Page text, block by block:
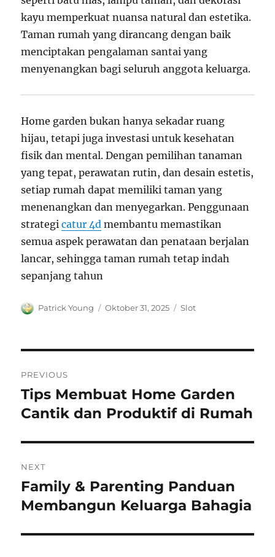
kayu memperkuat nuansa natural dan estetika.
Taman rumah yang dirancang dengan baik
menciptakan pengalaman santai yang
menyenangkan bagi seluruh anggota keluarga.
Home garden bukan hanya sekadar ruang
hijau, tetapi juga investasi untuk kesehatan
fisik dan mental. Dengan pemilihan tanaman
yang tepat, perawatan rutin, dan desain estetis,
setiap rumah dapat memiliki taman yang
menenangkan dan menyegarkan. Penggunaan
strategicatur 4d membantu memastikan
semua aspek perawatan dan penataan berjalan
lancar, sehingga taman rumah tetap indah
sepanjang tahun
Author
Patrick Young
Posted
Oktober 31, 2025 Categories
Slot
pos
PREVIOUS
Previous
post:
Tips Membuat Home Garden
Cantik dan Produktif di Rumah
NEXT
Next
post:
Family & Parenting Panduan
Membangun Keluarga Bahagia